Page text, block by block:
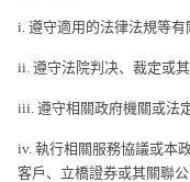
i. 遵守適用的法律法規等有
ii. 遵守法院判决、裁定或
iii. 遵守相關政府機關或法
iv. 執行相關服務協議或本
客戶、立橋證券或其關聯